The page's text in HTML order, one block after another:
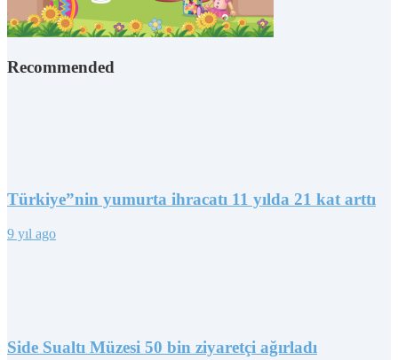
Recommended
Türkiye”nin yumurta ihracatı 11 yılda 21 kat arttı
9 yıl ago
Side Sualtı Müzesi 50 bin ziyaretçi ağırladı